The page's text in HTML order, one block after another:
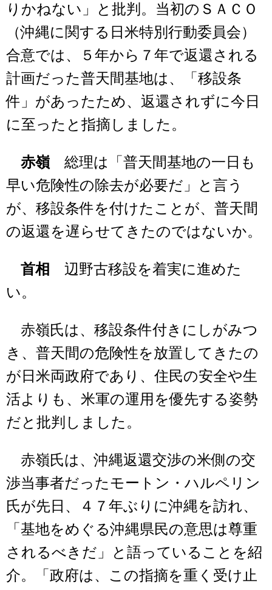
りかねない」と批判。当初のＳＡＣＯ
（沖縄に関する日米特別行動委員会）
合意では、５年から７年で返還される
計画だった普天間基地は、「移設条
件」があったため、返還されずに今日
に至ったと指摘しました。
赤嶺 総理は「普天間基地の一日も
早い危険性の除去が必要だ」と言う
が、移設条件を付けたことが、普天間
の返還を遅らせてきたのではないか。
首相
辺野古移設を着実に進めた
い。
赤嶺氏は、移設条件付きにしがみつ
き、普天間の危険性を放置してきたの
が日米両政府であり、住民の安全や生
活よりも、米軍の運用を優先する姿勢
だと批判しました。
赤嶺氏は、沖縄返還交渉の米側の交
渉当事者だったモートン・ハルペリン
氏が先日、４７年ぶりに沖縄を訪れ、
「基地をめぐる沖縄県民の意思は尊重
されるべきだ」と語っていることを紹
介。「政府は、この指摘を重く受け止